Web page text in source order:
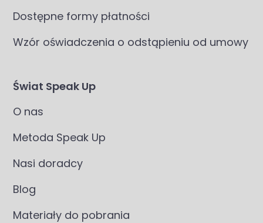
Dostępne formy płatności
Wzór oświadczenia o odstąpieniu od umowy
Świat Speak Up
O nas
Metoda Speak Up
Nasi doradcy
Blog
Materiały do pobrania